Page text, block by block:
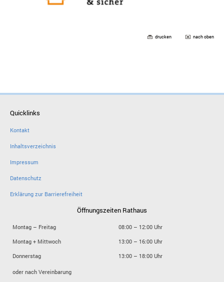
drucken nach oben
Quicklinks
Kontakt
Inhaltsverzeichnis
Impressum
Datenschutz
Erklärung zur Barrierefreiheit
Öffnungszeiten Rathaus
Montag – Freitag
08:00 – 12:00 Uhr
Montag + Mittwoch
13:00 – 16:00 Uhr
Donnerstag
13:00 – 18:00 Uhr
oder nach Vereinbarung